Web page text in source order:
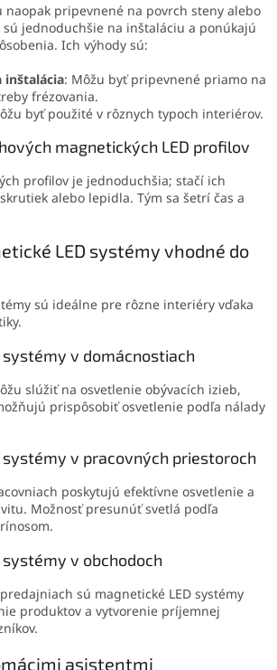
naopak pripevnené na povrch steny alebo
jednoduchšie na inštaláciu a ponúkajú
Ich výhody sú:
inštalácia: Môžu byť pripevnené priamo na
frézovania.
byť použité v rôznych typoch interiérov.
magnetických LED profilov
profilov je jednoduchšia; stačí ich
alebo lepidla. Tým sa šetrí čas a
LED systémy vhodné do
sú ideálne pre rôzne interiéry vďaka
systémy v domácnostiach
slúžiť na osvetlenie obývacích izieb,
prispôsobiť osvetlenie podľa nálady
systémy v pracovných priestoroch
poskytujú efektívne osvetlenie a
Možnosť presunúť svetlá podľa
systémy v obchodoch
sú magnetické LED systémy
produktov a vytvorenie príjemnej
asistentmi